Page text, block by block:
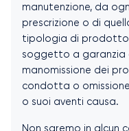
manutenzione, da
prescrizione o di
tipologia di prodotto
soggetto a garanzia
manomissione dei
condotta o
o suoi aventi causa.
Non saremo in alcun